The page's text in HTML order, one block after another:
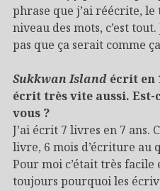
phrase que j’ai réécrite, le
niveau des mots, c’est
pas que ça serait comme
Sukkwan Island écrit en
écrit très vite aussi. Est-
vous ?
J’ai écrit 7 livres en 7 ans.
livre, 6 mois d’écriture au
Pour moi c’était très facile
toujours pourquoi les